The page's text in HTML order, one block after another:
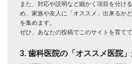
また、対応や説明など細かく項目を分け
め、家族や友人に「オススメ」出来るか
を集めます。
ぜひ、あなたの投稿でこのサイトを育てて
3. 歯科医院の「オススメ医院